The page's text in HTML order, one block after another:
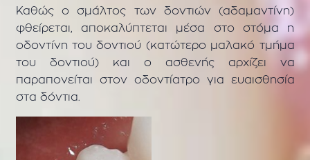
Καθώς ο σμάλτος των δοντιών (αδαμαντίνη)
φθείρεται, αποκαλύπτεται μέσα στο στόμα η
οδοντίνη του δοντιού (κατώτερο μαλακό τμήμα
του δοντιού) και ο ασθενής αρχίζει να
παραπονείται στον οδοντίατρο για ευαισθησία
στα δόντια.